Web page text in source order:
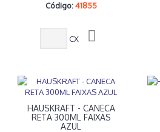
Código: 41855
CX
HAUSKRAFT - CANECA
RETA 300ML FAIXAS
AZUL